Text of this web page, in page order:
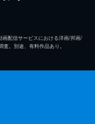
配信サービスにおける洋画/邦画/
。別途、有料作品あり。